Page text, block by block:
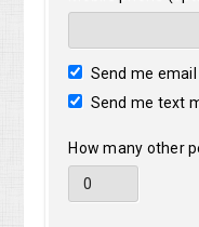
Send me
Send me text
How many other